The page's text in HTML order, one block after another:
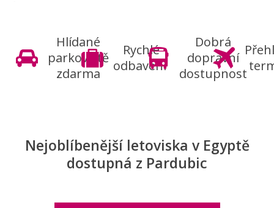
Hlídané
parkoviště
zdarma
Rychlé
odbavení
Dobrá
dopravní
dostupnost
Nejoblíbenější letoviska v Egyptě
dostupná z Pardubic